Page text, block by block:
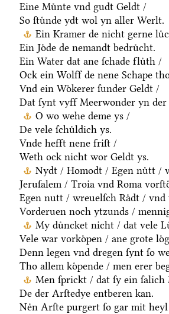
Eine Muͤnte vnd gudt Geldt /
So ſtuͤnde ydt wol yn aller Werlt.
Ein Kramer de nicht gerne
Ein Joͤde de nemandt bedruͤcht.
Ein Water dat ane ſchade fluͤth /
Ock ein Wolff de nene Schape
Vnd ein Woͤkerer ſunder Geldt /
Dat ſynt vyff Meerwonder yn
O wo wehe deme ys /
De vele ſchuͤldich ys.
Vnde hefft nene friſt /
Weth ock nicht wor Geldt ys.
Nydt / Homodt / Egen nuͤtt /
Jeruſalem / Troia vnd Roma
Egen nutt / wreuelſch Raͤdt /
Vorderuen noch ytzunds /
My duͤncket nicht / dat vele
Vele war vorkoͤpen / ane grote
Denn legen vnd dregen ſynt ſo
Tho allem koͤpende / men erer
Men ſprickt / dat ſy ein ſalich
De der Arſtedye entberen kan.
Neͤn Arſte purgert ſo gar mit